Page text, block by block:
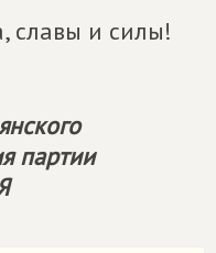
славы и силы!
партии